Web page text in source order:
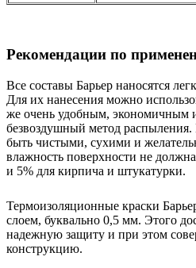
Рекомендации по
Все составы Барьер наносятся
Для их нанесения можно
же очень удобным, экономичным
безвоздушный метод
быть чистыми, сухими и
влажность поверхности не
и 5% для кирпича и штукатурки.
Термоизоляционные краски
слоем, буквально 0,5 мм. Этого
надежную защиту и при этом
конструкцию.